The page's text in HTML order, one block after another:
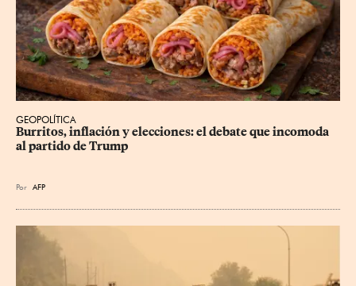
GEOPOLÍTICA
Burritos, inflación y elecciones: el debate que incomoda
al partido de Trump
Por AFP